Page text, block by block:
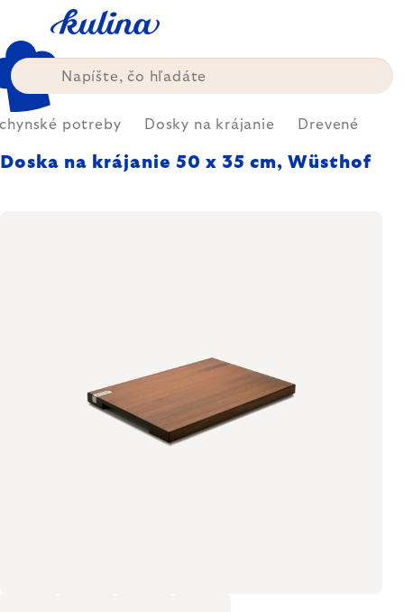
obsah
potreby Dosky na krájanie Drevené
Doska na krájanie 50 x 35 cm, Wüsthof